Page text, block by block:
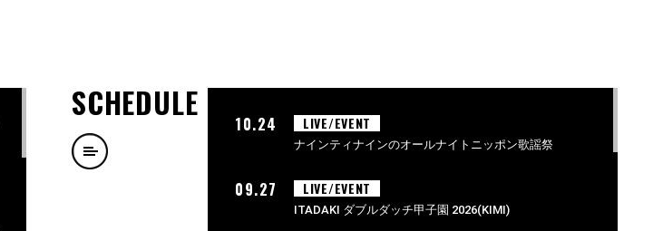
SCHEDULE
10.24 LIVE/EVENT
ナインティナインのオールナイトニッポン歌謡祭
09.27 LIVE/EVENT
ITADAKI ダブルダッチ甲子園 2026(KIMI)